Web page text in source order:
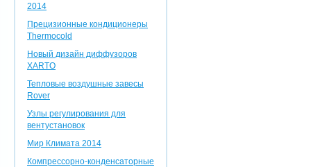
2014
Прецизионные кондиционеры
Thermocold
Новый дизайн диффузоров
XARTO
Тепловые воздушные завесы
Rover
Узлы регулирования для
вентустановок
Мир Климата 2014
Компрессорно-конденсаторные